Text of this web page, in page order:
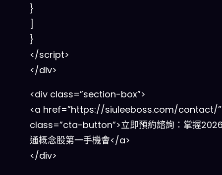
}
]
}
</script>
</div>
<div class=”section-box”>
<a href=”https://siuleeboss.com/contact/”
class=”cta-button”>立即預約諮詢：掌握
通概念股第一手機會</a>
</div>